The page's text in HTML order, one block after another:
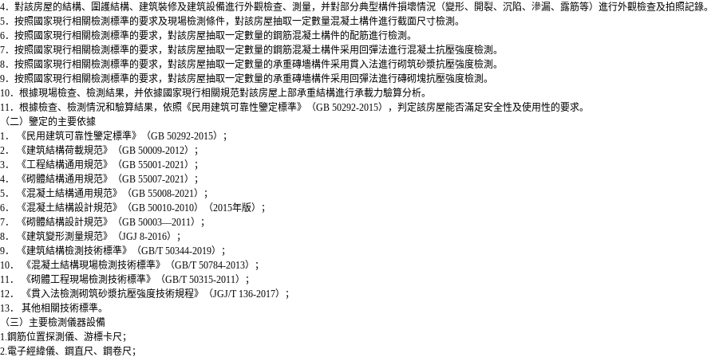
4．對該房屋的結構、圍護結構、建筑裝修及建筑設備進行外觀檢查、測量，并對部分典型構件損壞情況（變形、開裂、沉陷、滲漏、露筋等）進行外觀檢查及拍照記錄。
5．按照國家現行相關檢測標準的要求及現場檢測條件，對該房屋抽取一定數量混凝土構件進行截面尺寸檢測。
6．按照國家現行相關檢測標準的要求，對該房屋抽取一定數量的鋼筋混凝土構件的配筋進行檢測。
7．按照國家現行相關檢測標準的要求，對該房屋抽取一定數量的鋼筋混凝土構件采用回彈法進行混凝土抗壓強度檢測。
8．按照國家現行相關檢測標準的要求，對該房屋抽取一定數量的承重磚墻構件采用貫入法進行砌筑砂漿抗壓強度檢測。
9．按照國家現行相關檢測標準的要求，對該房屋抽取一定數量的承重磚墻構件采用回彈法進行磚砌塊抗壓強度檢測。
10．根據現場檢查、檢測結果，并依據國家現行相關規范對該房屋上部承重結構進行承載力驗算分析。
11．根據檢查、檢測情況和驗算結果，依照《民用建筑可靠性鑒定標準》（GB 50292-2015），判定該房屋能否滿足安全性及使用性的要求。
（二）鑒定的主要依據
1． 《民用建筑可靠性鑒定標準》（GB 50292-2015）；
2． 《建筑結構荷載規范》（GB 50009-2012）；
3． 《工程結構通用規范》（GB 55001-2021）；
4． 《砌體結構通用規范》（GB 55007-2021）；
5． 《混凝土結構通用規范》（GB 55008-2021）；
6． 《混凝土結構設計規范》（GB 50010-2010）（2015年版）；
7． 《砌體結構設計規范》（GB 50003—2011）；
8． 《建筑變形測量規范》（JGJ 8-2016）；
9． 《建筑結構檢測技術標準》（GB/T 50344-2019）；
10． 《混凝土結構現場檢測技術標準》（GB/T 50784-2013）；
11． 《砌體工程現場檢測技術標準》（GB/T 50315-2011）；
12． 《貫入法檢測砌筑砂漿抗壓強度技術規程》（JGJ/T 136-2017）；
13． 其他相關技術標準。
（三）主要檢測儀器設備
1.鋼筋位置探測儀、游標卡尺；
2.電子經緯儀、鋼直尺、鋼卷尺；